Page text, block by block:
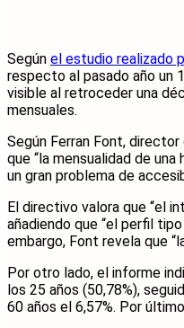
Según el estudio realizado
respecto al pasado año un
visible al retroceder una
mensuales.
Según Ferran Font,
que “la mensualidad de
un gran problema de
El directivo valora que “el
añadiendo que “el perfil
embargo, Font revela que
Por otro lado, el informe
los 25 años (50,78%),
60 años el 6,57%. Por